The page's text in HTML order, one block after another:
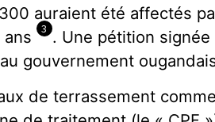
auraient été affectés
ans 3 . Une pétition
gouvernement
de terrassement